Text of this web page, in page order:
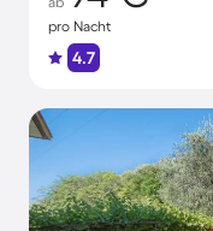
pro Nacht
4.7